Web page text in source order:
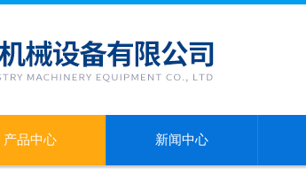
产品中心 新闻中心